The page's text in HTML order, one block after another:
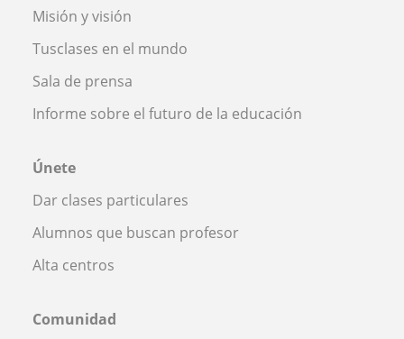
Misión y visión
Tusclases en el mundo
Sala de prensa
Informe sobre el futuro de la educación
Únete
Dar clases particulares
Alumnos que buscan profesor
Alta centros
Comunidad